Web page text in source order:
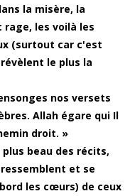
la misère, la
les voilà les
(surtout car c'est
le plus la
nos versets
Allah égare qui Il
droit. »
beau des récits,
et se
les cœurs) de ceux